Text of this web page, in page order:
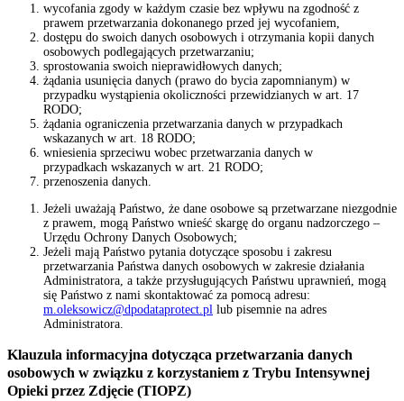
wycofania zgody w każdym czasie bez wpływu na zgodność z
prawem przetwarzania dokonanego przed jej wycofaniem,
dostępu do swoich danych osobowych i otrzymania kopii danych
osobowych podlegających przetwarzaniu;
sprostowania swoich nieprawidłowych danych;
żądania usunięcia danych (prawo do bycia zapomnianym) w
przypadku wystąpienia okoliczności przewidzianych w art. 17
RODO;
żądania ograniczenia przetwarzania danych w przypadkach
wskazanych w art. 18 RODO;
wniesienia sprzeciwu wobec przetwarzania danych w
przypadkach wskazanych w art. 21 RODO;
przenoszenia danych.
Jeżeli uważają Państwo, że dane osobowe są przetwarzane niezgodnie
z prawem, mogą Państwo wnieść skargę do organu nadzorczego –
Urzędu Ochrony Danych Osobowych;
Jeżeli mają Państwo pytania dotyczące sposobu i zakresu
przetwarzania Państwa danych osobowych w zakresie działania
Administratora, a także przysługujących Państwu uprawnień, mogą
się Państwo z nami skontaktować za pomocą adresu:
m.oleksowicz@dpodataprotect.pl lub pisemnie na adres
Administratora.
Klauzula informacyjna dotycząca przetwarzania danych
osobowych w związku z korzystaniem z Trybu Intensywnej
Opieki przez Zdjęcie (TIOPZ)